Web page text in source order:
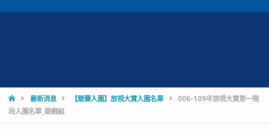
HOME最新消息 【競賽入圍】放視大賞入圍名單
006-109年放視大賞第一階
段入圍名單_遊戲組